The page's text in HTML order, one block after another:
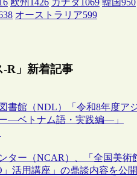
欧州 1426 カナダ1069 韓国950
オーストラリア599
-R」新着記事
書館（NDL）「令和8年度ア
―ベトナム語・実践編―」
ター（NCAR）、「全国美術
活用講座」の鼎談内容を公開